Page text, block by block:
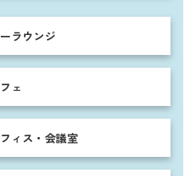
応できます。
ラウンジ
ェ
ィス・会議室